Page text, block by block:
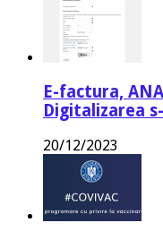
E-factura,
Digitalizarea
20/12/2023